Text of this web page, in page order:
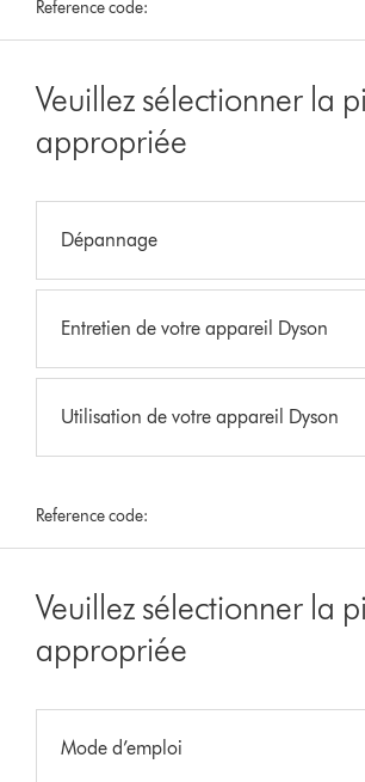
Reference code:
Veuillez sélectionner la
appropriée
Dépannage
Entretien de votre appareil Dyson
Utilisation de votre appareil Dyson
Reference code:
Veuillez sélectionner la
appropriée
Mode d’emploi